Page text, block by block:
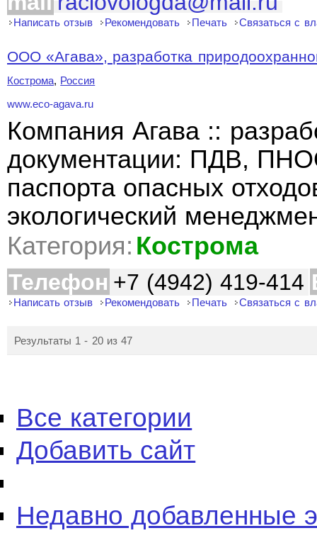
Написать отзыв Рекомендовать Печать Связаться с
ООО «Агава», разработка
Кострома, Россия
www.eco-agava.ru
Компания Агава ::
документации: ПДВ,
паспорта опасных
экологический
Категория: Кострома
Телефон +7 (4942) 419-414
Написать отзыв Рекомендовать Печать Связаться с
Результаты 1 - 20 из 47
Все категории
Добавить сайт
Недавно добавленные